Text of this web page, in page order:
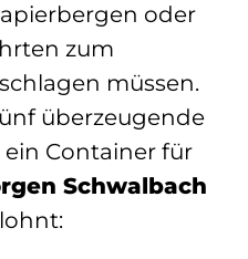
oder
zum
müssen.
überzeugende
Container für
Schwalbach